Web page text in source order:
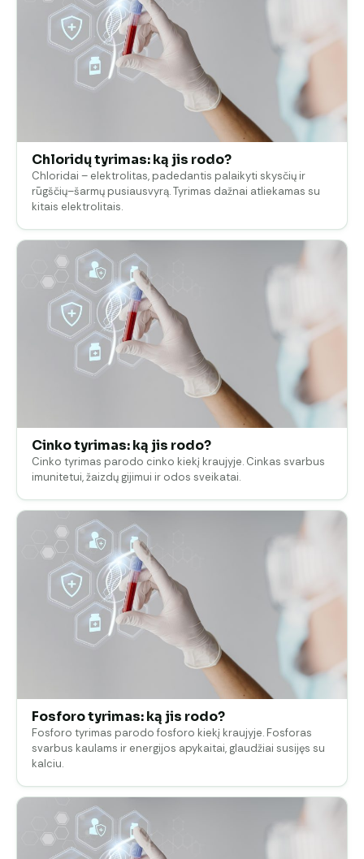
Chloridų tyrimas: ką jis rodo?
Chloridai – elektrolitas, padedantis palaikyti skysčių ir
rūgščių–šarmų pusiausvyrą. Tyrimas dažnai atliekamas su
kitais elektrolitais.
Cinko tyrimas: ką jis rodo?
Cinko tyrimas parodo cinko kiekį kraujyje. Cinkas svarbus
imunitetui, žaizdų gijimui ir odos sveikatai.
Fosforo tyrimas: ką jis rodo?
Fosforo tyrimas parodo fosforo kiekį kraujyje. Fosforas
svarbus kaulams ir energijos apykaitai, glaudžiai susijęs su
kalciu.